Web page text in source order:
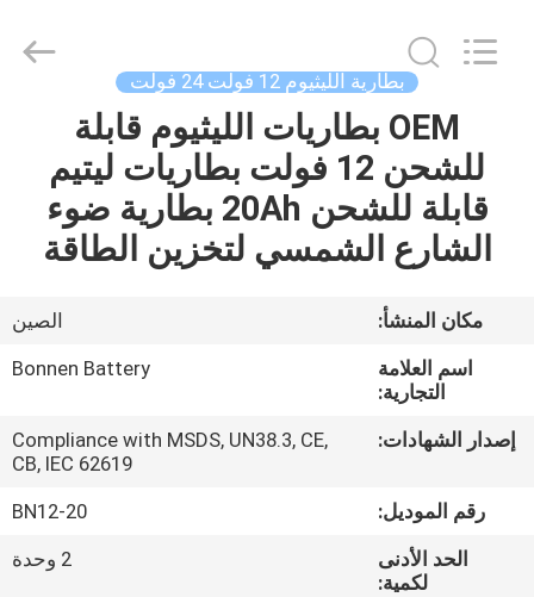
المنتجات
في
ضبط
Technology
بطارية الليثيوم 12 فولت 24 فولت
OEM بطاريات الليثيوم قابلة
للشحن 12 فولت بطاريات ليتيم
قابلة للشحن 20Ah بطارية ضوء
الشارع الشمسي لتخزين الطاقة
مكان المنشأ:
الصين
اسم العلامة
التجارية:
Bonnen Battery
إصدار الشهادات:
Compliance with MSDS, UN38.3, CE,
CB, IEC 62619
رقم الموديل:
BN12-20
الحد الأدنى
لكمية:
2 وحدة